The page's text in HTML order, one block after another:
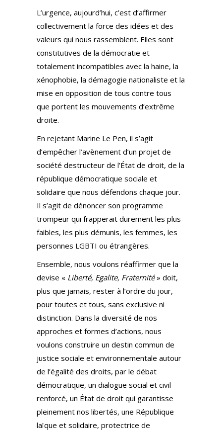
L’urgence, aujourd’hui, c’est d’affirmer
collectivement la force des idées et des
valeurs qui nous rassemblent. Elles sont
constitutives de la démocratie et
totalement incompatibles avec la haine, la
xénophobie, la démagogie nationaliste et la
mise en opposition de tous contre tous
que portent les mouvements d’extrême
droite.
En rejetant Marine Le Pen, il s’agit
d’empêcher l’avènement d’un projet de
société destructeur de l’État de droit, de la
république démocratique sociale et
solidaire que nous défendons chaque jour.
Il s’agit de dénoncer son programme
trompeur qui frapperait durement les plus
faibles, les plus démunis, les femmes, les
personnes LGBTI ou étrangères.
Ensemble, nous voulons réaffirmer que la
devise « Liberté, Egalite, Fraternité» doit,
plus que jamais, rester à l’ordre du jour,
pour toutes et tous, sans exclusive ni
distinction. Dans la diversité de nos
approches et formes d’actions, nous
voulons construire un destin commun de
justice sociale et environnementale autour
de l’égalité des droits, par le débat
démocratique, un dialogue social et civil
renforcé, un État de droit qui garantisse
pleinement nos libertés, une République
laïque et solidaire, protectrice de